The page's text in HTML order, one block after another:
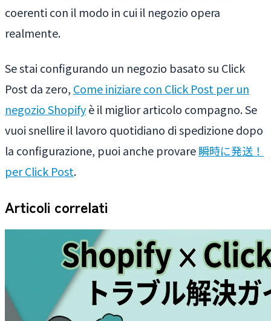
coerenti con il modo in cui il negozio opera
realmente.
Se stai configurando un negozio basato su Click
Post da zero, Come iniziare con Click Post per un
negozio Shopifyè il miglior articolo compagno. Se
vuoi snellire il lavoro quotidiano di spedizione dopo
la configurazione, puoi anche provare瞬時に発送！
per Click Post.
Articoli correlati